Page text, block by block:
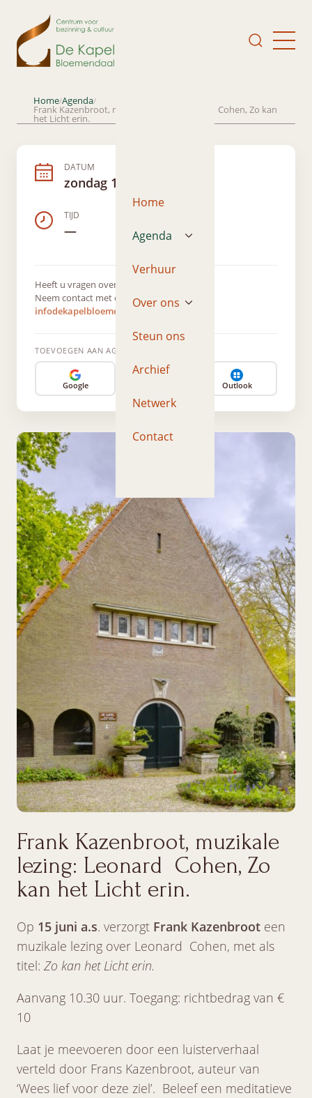
Home
Agenda
Verhuur
Over ons
Steun ons
Archief
Netwerk
Contact
Home/Agenda/
Frank Kazenbroot, muzikale lezing: Leonard Cohen, Zo kan
het Licht erin.
DATUM
zondag 15 juni 2025
TIJD
—
Heeft u vragen over dit evenement?
Neem contact met ons op via
infodekapelbloemendaal@gmail.com
TOEVOEGEN AAN AGENDA
Google Outlook
Frank Kazenbroot, muzikale
lezing: Leonard Cohen, Zo
kan het Licht erin.
Op 15 juni a.s. verzorgt Frank Kazenbroot een
muzikale lezing over Leonard Cohen, met als
titel: Zo kan het Licht erin.
Aanvang 10.30 uur. Toegang: richtbedrag van €
10
Laat je meevoeren door een luisterverhaal
verteld door Frans Kazenbroot, auteur van
‘Wees lief voor deze ziel’. Beleef een meditatieve